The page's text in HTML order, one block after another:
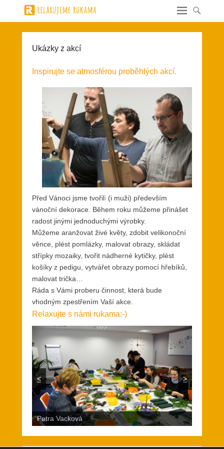
Ukázky z akcí
Inspirujte se atmosférou proběhlých akcí.
Před Vánoci jsme tvořili (i muži) především
vánoční dekorace. Během roku můžeme přinášet
radost jinými jednoduchými výrobky.
Můžeme aranžovat živé květy, zdobit velikonoční
věnce, plést pomlázky, malovat obrazy, skládat
střípky mozaiky, tvořit nádherné kytičky, plést
košíky z pedigu, vytvářet obrazy pomocí hřebíků,
malovat trička…
Ráda s Vámi proberu činnost, která bude
vhodným zpestřením Vaší akce.
Relaxujte s námi rukama:-)
Petra Vacková
< >